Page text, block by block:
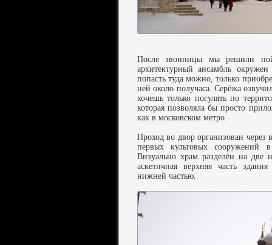
После звонницы мы решили
архитектурный ансамбль
попасть туда можно, только
ней около получаса. Серёжа
хочешь только погулять по
которая позволяла бы просто
как в московском метро.
Проход во двор организован через
первых культовых сооружений
Визуально храм разделён на
аскетичная верхняя часть
нижней частью.